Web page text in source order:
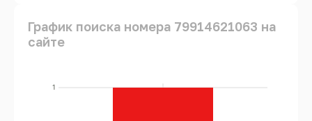
График поиска номера 79914621063 на
сайте
1